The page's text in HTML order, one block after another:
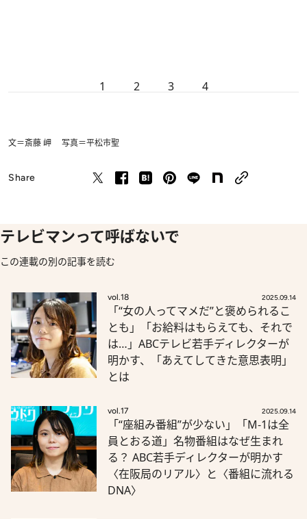
1 2 3 4
文＝斎藤 岬 写真＝平松市聖
Share
テレビマンって呼ばないで
この連載の別の記事を読む
vol.18 2025.09.14
「“女の人ってマメだ”と褒められるこ
とも」「お給料はもらえても、それで
は…」ABCテレビ若手ディレクターが
明かす、「あえてしてきた意思表明」
とは
vol.17 2025.09.14
「“座組み番組”が少ない」「M-1は全
員とおる道」名物番組はなぜ生まれ
る？ ABC若手ディレクターが明かす
〈在阪局のリアル〉と〈番組に流れる
DNA〉